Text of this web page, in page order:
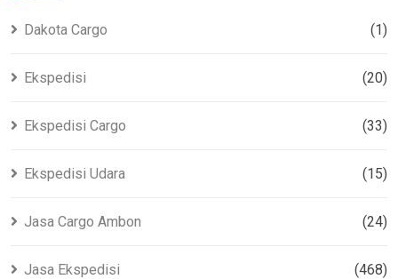
Dakota Cargo (1)
Ekspedisi (20)
Ekspedisi Cargo (33)
Ekspedisi Udara (15)
Jasa Cargo Ambon (24)
Jasa Ekspedisi (468)